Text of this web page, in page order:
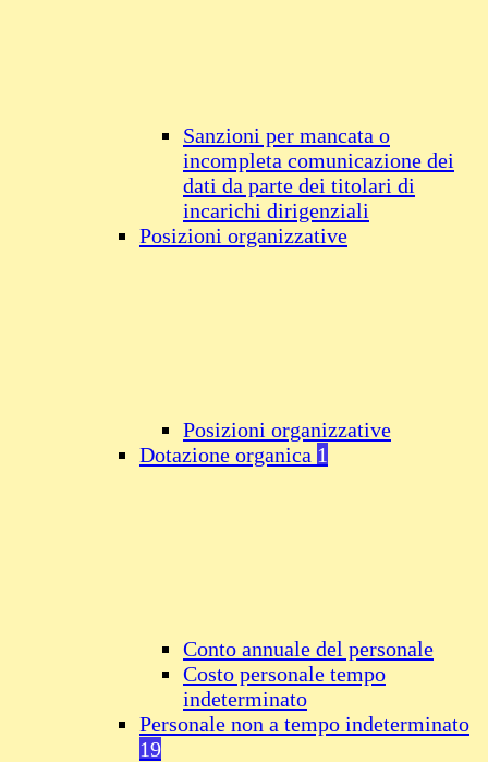
Sanzioni per mancata o
incompleta comunicazione dei
dati da parte dei titolari di
incarichi dirigenziali
Posizioni organizzative
Posizioni organizzative
Dotazione organica 1
Conto annuale del personale
Costo personale tempo
indeterminato
Personale non a tempo indeterminato
19